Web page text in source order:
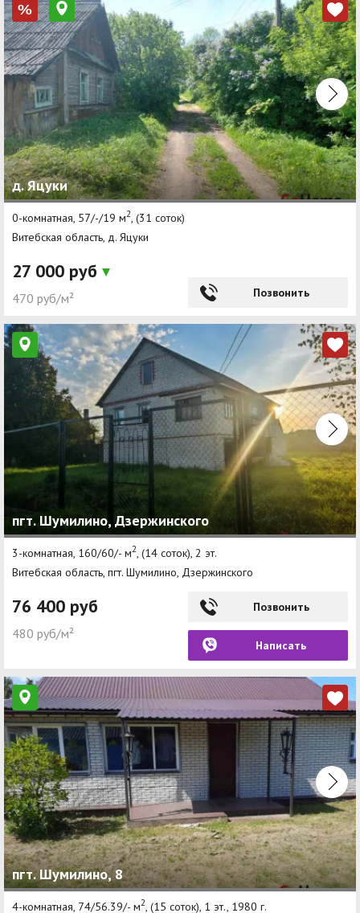
%
д. Яцуки
0-комнатная, 57/-/19 м2, (31 соток)
Витебская область, д. Яцуки
27 000 руб
470 руб/м² Позвонить
пгт. Шумилино, Дзержинского
3-комнатная, 160/60/- м2, (14 соток), 2 эт.
Витебская область, пгт. Шумилино, Дзержинского
76 400 руб
480 руб/м²
Позвонить
Написать
пгт. Шумилино, 8
4-комнатная, 74/56.39/- м2 , (15 соток), 1 эт., 1980 г.